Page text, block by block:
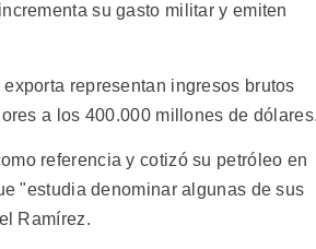
su gasto militar y emiten
representan ingresos brutos
a los 400.000 millones de
referencia y cotizó su petróleo en
"estudia denominar algunas de sus
Ramírez.